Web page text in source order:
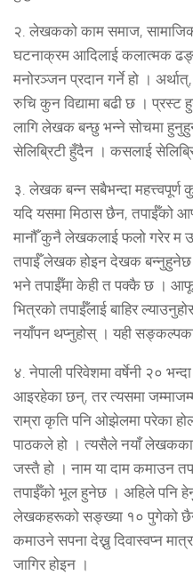
२. लेखकको काम समाज, सामाजिक
घटनाक्रम आदिलाई कलात्मक
मनोरञ्जन प्रदान गर्ने हो ।
रुचि कुन विद्यामा बढी छ । प्रस्ट
लागि लेखक बन्छु भन्ने सोचमा
सेलिब्रिटी हुँदैन । कसलाई
३. लेखक बन्न सबैभन्दा महत्त्वपूर्ण
यदि यसमा मिठास छैन, तपाईँको
मानौँ कुनै लेखकलाई फलो गरेर म
तपाईँ लेखक होइन देखक बन्नुहुनेछ
भने तपाईँमा केही त पक्कै छ ।
भित्रको तपाईँलाई बाहिर
नयाँपन थप्नुहोस् । यही
४. नेपाली परिवेशमा वर्षेनी २०
आइरहेका छन्, तर त्यसमा
राम्रा कृति पनि ओझेलमा परेका
पाठकले हो । त्यसैले नयाँ लेखकका
जस्तै हो । नाम या दाम कमाउन
तपाईँको भूल हुनेछ । अहिले पनि
लेखकहरूको सङ्ख्या १० पुगेको
कमाउने सपना देख्नु दिवास्वप्न
जागिर होइन ।